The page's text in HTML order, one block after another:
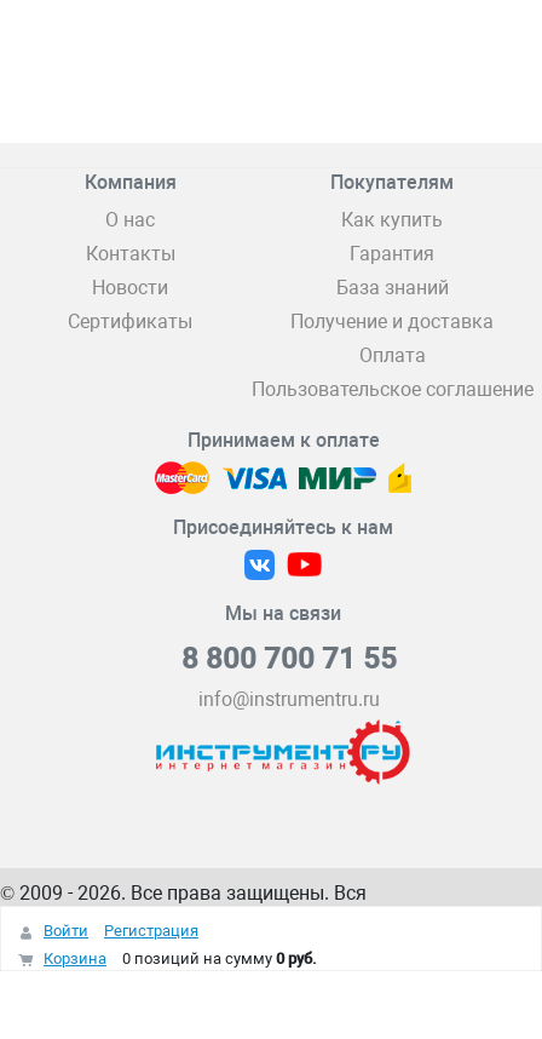
Компания
О нас
Контакты
Новости
Сертификаты
Покупателям
Как купить
Гарантия
База знаний
Получение и доставка
Оплата
Пользовательское соглашение
Принимаем к оплате
Присоединяйтесь к нам
Мы на связи
8 800 700 71 55
info@instrumentru.ru
© 2009 - 2026. Все права защищены. Вся
информация на сайте – собственность
интернет-магазина
Войти
Регистрация
Корзина
0 позиций на сумму 0 руб.